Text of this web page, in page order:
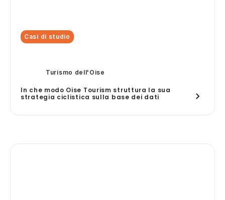
Casi di studio
Turismo dell'Oise
In che modo Oise Tourism struttura la sua
strategia ciclistica sulla base dei dati